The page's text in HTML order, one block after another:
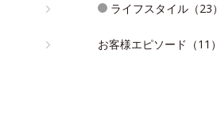
ライフスタイル（23）
お客様エピソード（11）